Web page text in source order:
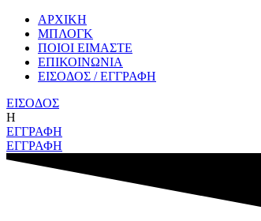
ΑΡΧΙΚΗ
ΜΠΛΟΓΚ
ΠΟΙΟΙ ΕΙΜΑΣΤΕ
ΕΠΙΚΟΙΝΩΝΙΑ
ΕΙΣΟΔΟΣ / ΕΓΓΡΑΦΗ
ΕΙΣΟΔΟΣ
Η
ΕΓΓΡΑΦΗ
ΕΓΓΡΑΦΗ